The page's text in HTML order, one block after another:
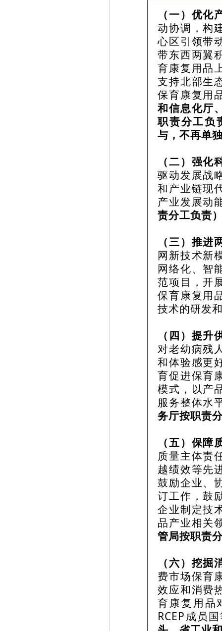
（一）优
动协调，构
心区引领带
带东西两翼
育康复用品
支持北部生
保育康复用
和信息化厅
职责分工负
与，不再单
（二）强
驱动发展战
和产业链现
产业发展动
责分工负责
（三）推
网新技术新
网络化、智
范项目，开
保育康复用
技术的研发
（四）提
对老幼病残
和体验感更
育促进保育
模式，以产
服务整体水
务厅按职责
（五）保
质量主体责
越绩效等先
鼓励企业、
订工作，鼓
企业制定技
品产业相关
管局按职责
（六）挖
费市场保育
效应和消费
育康复用品
RCEP成员